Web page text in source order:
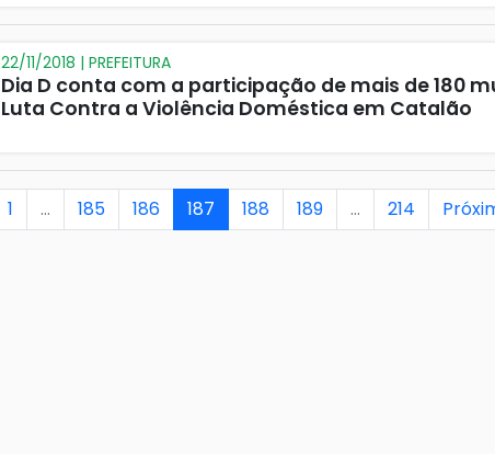
22/11/2018 | PREFEITURA
Dia D conta com a participação de mais de 180
Luta Contra a Violência Doméstica em Catalão
1 … 185 186 187 188 189 … 214